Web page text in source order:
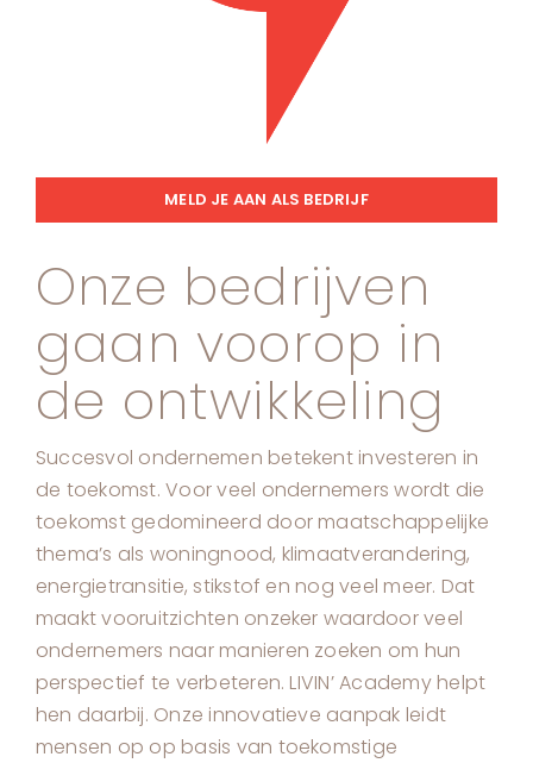
MELD JE AAN ALS BEDRIJF
Onze bedrijven
gaan voorop in
de ontwikkeling
Succesvol ondernemen betekent investeren in
de toekomst. Voor veel ondernemers wordt die
toekomst gedomineerd door maatschappelijke
thema’s als woningnood, klimaatverandering,
energietransitie, stikstof en nog veel meer. Dat
maakt vooruitzichten onzeker waardoor veel
ondernemers naar manieren zoeken om hun
perspectief te verbeteren. LIVIN’ Academy helpt
hen daarbij. Onze innovatieve aanpak leidt
mensen op op basis van toekomstige